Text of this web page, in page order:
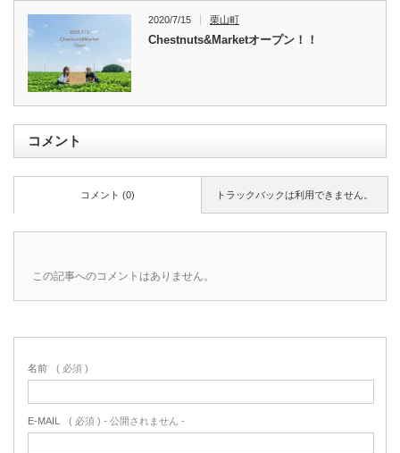
2020/7/15 栗山町
Chestnuts&Marketオープン！！
コメント
トラックバックは利用できません。
コメント (0)
この記事へのコメントはありません。
名前 ( 必須 )
E-MAIL ( 必須 ) - 公開されません -